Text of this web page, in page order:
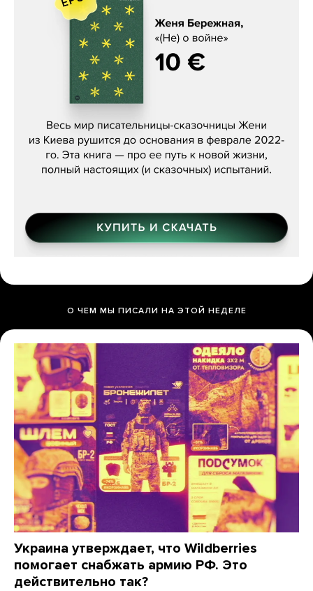
Женя Бережная, «(Не) о войне»
О ЧЕМ МЫ ПИСАЛИ НА ЭТОЙ НЕДЕЛЕ
Украина утверждает, что Wildberries
помогает снабжать армию РФ. Это
действительно так?